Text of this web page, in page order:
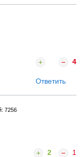
4
Ответить
7256
2 1